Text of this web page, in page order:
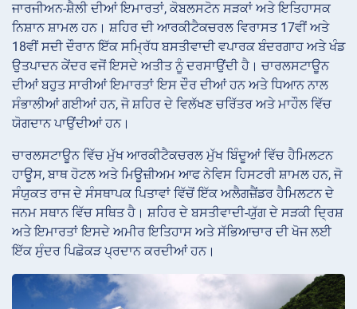
ਜਾਰਜੀਅਨ-ਸ਼ੈਲੀ ਦੀਆਂ ਇਮਾਰਤਾਂ, ਕੋਬਲਸਟੋਨ ਸੜਕਾਂ ਅਤੇ ਇਤਿਹਾਸਕ
ਨਿਸ਼ਾਨ ਸ਼ਾਮਲ ਹਨ। ਸ਼ਹਿਰ ਦੀ ਆਰਕੀਟੈਕਚਰਲ ਵਿਰਾਸਤ 17ਵੀਂ ਅਤੇ
18ਵੀਂ ਸਦੀ ਦੌਰਾਨ ਇੱਕ ਸਮ੍ਰਿੱਧ ਬਸਤੀਵਾਦੀ ਵਪਾਰਕ ਬੰਦਰਗਾਹ ਅਤੇ ਖੰਡ
ਉਤਪਾਦਨ ਕੇਂਦਰ ਵਜੋਂ ਇਸਦੇ ਅਤੀਤ ਨੂੰ ਦਰਸਾਉਂਦੀ ਹੈ। ਚਾਰਲਸਟਾਊਨ
ਦੀਆਂ ਬਹੁਤ ਸਾਰੀਆਂ ਇਮਾਰਤਾਂ ਇਸ ਦੌਰ ਦੀਆਂ ਹਨ ਅਤੇ ਧਿਆਨ ਨਾਲ
ਸੰਭਾਲੀਆਂ ਗਈਆਂ ਹਨ, ਜੋ ਸ਼ਹਿਰ ਦੇ ਵਿਲੱਖਣ ਚਰਿੱਤਰ ਅਤੇ ਮਾਹੌਲ ਵਿੱਚ
ਯੋਗਦਾਨ ਪਾਉਂਦੀਆਂ ਹਨ।
ਚਾਰਲਸਟਾਊਨ ਵਿੱਚ ਮੁੱਖ ਆਰਕੀਟੈਕਚਰਲ ਮੁੱਖ ਬਿੰਦੂਆਂ ਵਿੱਚ ਹੈਮਿਲਟਨ
ਹਾਊਸ, ਬਾਥ ਹੋਟਲ ਅਤੇ ਮਿਊਜ਼ੀਅਮ ਆਫ ਨੇਵਿਸ ਹਿਸਟਰੀ ਸ਼ਾਮਲ ਹਨ, ਜੋ
ਸੰਯੁਕਤ ਰਾਜ ਦੇ ਸੰਸਥਾਪਕ ਪਿਤਾਵਾਂ ਵਿੱਚੋਂ ਇੱਕ ਅਲੈਗਜ਼ੈਂਡਰ ਹੈਮਿਲਟਨ ਦੇ
ਜਨਮ ਸਥਾਨ ਵਿੱਚ ਸਥਿਤ ਹੈ। ਸ਼ਹਿਰ ਦੇ ਬਸਤੀਵਾਦੀ-ਯੁੱਗ ਦੇ ਸੜਕੀ ਦ੍ਰਿਸ਼
ਅਤੇ ਇਮਾਰਤਾਂ ਇਸਦੇ ਅਮੀਰ ਇਤਿਹਾਸ ਅਤੇ ਸੱਭਿਆਚਾਰ ਦੀ ਖੋਜ ਲਈ
ਇੱਕ ਸੁੰਦਰ ਪਿਛੋਕੜ ਪ੍ਰਦਾਨ ਕਰਦੀਆਂ ਹਨ।